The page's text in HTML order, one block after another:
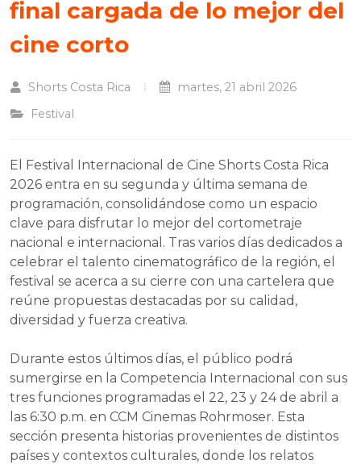
final cargada de lo mejor del
cine corto
Shorts Costa Rica
martes, 21 abril 2026
Festival
El Festival Internacional de Cine Shorts Costa Rica
2026 entra en su segunda y última semana de
programación, consolidándose como un espacio
clave para disfrutar lo mejor del cortometraje
nacional e internacional. Tras varios días dedicados a
celebrar el talento cinematográfico de la región, el
festival se acerca a su cierre con una cartelera que
reúne propuestas destacadas por su calidad,
diversidad y fuerza creativa.
Durante estos últimos días, el público podrá
sumergirse en la Competencia Internacional con sus
tres funciones programadas el 22, 23 y 24 de abril a
las 6:30 p.m. en CCM Cinemas Rohrmoser. Esta
sección presenta historias provenientes de distintos
países y contextos culturales, donde los relatos